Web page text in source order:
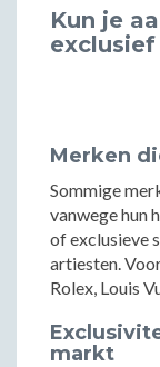
Kun je
exclusief
Merken
Sommige
vanwege hun
of exclusieve
artiesten.
Rolex, Louis
markt